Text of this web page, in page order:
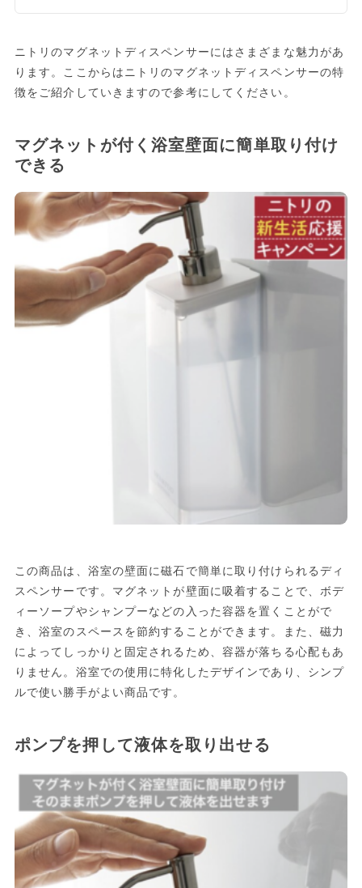
ニトリのマグネットディスペンサーにはさまざまな魅力があ
ります。ここからはニトリのマグネットディスペンサーの特
徴をご紹介していきますので参考にしてください。
マグネットが付く浴室壁面に簡単取り付け
できる
この商品は、浴室の壁面に磁石で簡単に取り付けられるディ
スペンサーです。マグネットが壁面に吸着することで、ボデ
ィーソープやシャンプーなどの入った容器を置くことがで
き、浴室のスペースを節約することができます。また、磁力
によってしっかりと固定されるため、容器が落ちる心配もあ
りません。浴室での使用に特化したデザインであり、シンプ
ルで使い勝手がよい商品です。
ポンプを押して液体を取り出せる